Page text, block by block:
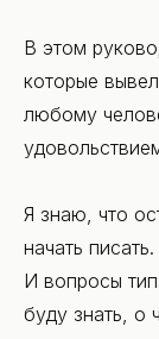
В этом
которые
любому
Я знаю, что
начать
И вопросы
буду знать, о